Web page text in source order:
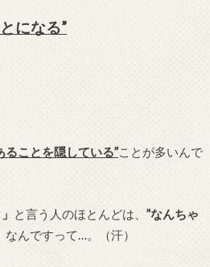
になる”
ることを隠している”ことが多いんで
と言う人のほとんどは、 ”なんちゃ
なんですって…。（汗）